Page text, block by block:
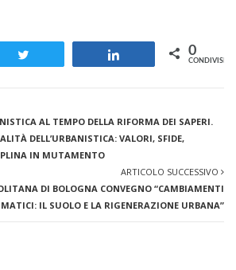
0
AL TEMPO DELLA RIFORMA DEI SAPERI.
DELL’URBANISTICA: VALORI, SFIDE,
IN MUTAMENTO
ARTICOLO SUCCESSIVO
DI BOLOGNA CONVEGNO “CAMBIAMENTI
IL SUOLO E LA RIGENERAZIONE URBANA”